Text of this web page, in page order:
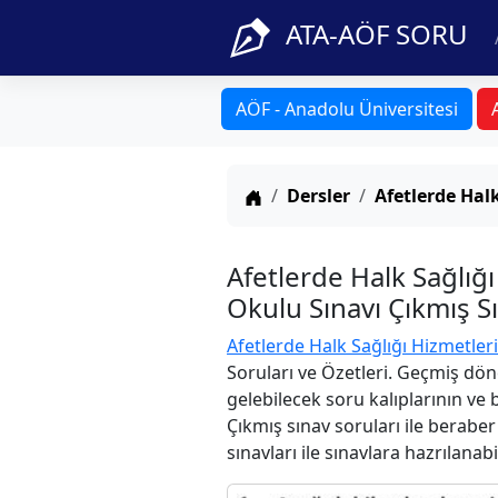
ATA-AÖF SORU
AÖF - Anadolu Üniversitesi
Anasayfa
Dersler Afetlerde
Afetlerde Halk
Okulu Sınavı Çıkmış
Afetlerde Halk Sağlığı
Soruları ve Özetleri. Geçmiş
gelebilecek soru kalıplarının
Çıkmış sınav soruları ile
sınavları ile sınavlara